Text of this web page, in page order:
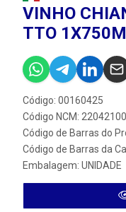
VINHO
TTO
Código: 00160425
Código NCM: 22042100
Código de Barras do
Código de Barras da
Embalagem: UNIDADE